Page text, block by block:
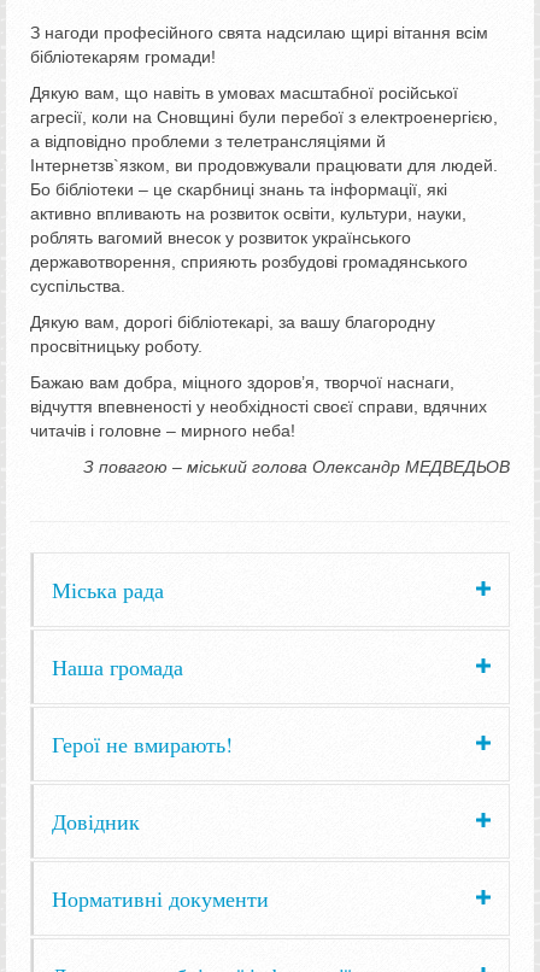
З нагоди професійного свята надсилаю щирі вітання всім
бібліотекарям громади!
Дякую вам, що навіть в умовах масштабної російської
агресії, коли на Сновщині були перебої з електроенергією,
а відповідно проблеми з телетрансляціями й
Інтернетзв`язком, ви продовжували працювати для людей.
Бо бібліотеки – це скарбниці знань та інформації, які
активно впливають на розвиток освіти, культури, науки,
роблять вагомий внесок у розвиток українського
державотворення, сприяють розбудові громадянського
суспільства.
Дякую вам, дорогі бібліотекарі, за вашу благородну
просвітницьку роботу.
Бажаю вам добра, міцного здоров’я, творчої наснаги,
відчуття впевненості у необхідності своєї справи, вдячних
читачів і головне – мирного неба!
З повагою ‒ міський голова Олександр МЕДВЕДЬОВ
Міська рада
Наша громада
Герої не вмирають!
Довідник
Нормативні документи